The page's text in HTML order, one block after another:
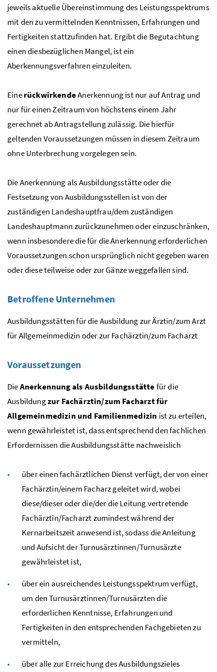
jeweils aktuelle Übereinstimmung des Leistungsspektrums
mit den zu vermittelnden Kenntnissen, Erfahrungen und
Fertigkeiten stattzufinden hat. Ergibt die Begutachtung
einen diesbezüglichen Mangel, ist ein
Aberkennungsverfahren einzuleiten.
EinerückwirkendeAnerkennung ist nur auf Antrag und
nur für einen Zeitraum von höchstens einem Jahr
gerechnet ab Antragstellung zulässig. Die hierfür
geltenden Voraussetzungen müssen in diesem Zeitraum
ohne Unterbrechung vorgelegen sein.
Die Anerkennung als Ausbildungsstätte oder die
Festsetzung von Ausbildungsstellen ist von der
zuständigen Landeshauptfrau/dem zuständigen
Landeshauptmann zurückzunehmen oder einzuschränken,
wenn insbesondere die für die Anerkennung erforderlichen
Voraussetzungen schon ursprünglich nicht gegeben waren
oder diese teilweise oder zur Gänze weggefallen sind.
Betroffene Unternehmen
Ausbildungsstätten für die Ausbildung zur Ärztin/zum Arzt
für Allgemeinmedizin oder zur Fachärztin/zum Facharzt
Voraussetzungen
DieAnerkennung als Ausbildungsstättefür die
Ausbildungzur Fachärztin/zum Facharzt für
Allgemeinmedizin und Familienmedizin ist zu erteilen,
wenn gewährleistet ist, dass entsprechend den fachlichen
Erfordernissen die Ausbildungsstätte nachweislich
über einen fachärztlichen Dienst verfügt, der von einer
Fachärztin/einem Facharz geleitet wird, wobei
diese/dieser oder die/der die Leitung vertretende
Fachärztin/Facharzt zumindest während der
Kernarbeitszeit anwesend ist, sodass die Anleitung
und Aufsicht der Turnusärztinnen/Turnusärzte
gewährleistet ist,
über ein ausreichendes Leistungsspektrum verfügt,
um den Turnusärztinnen/Turnusärzten die
erforderlichen Kenntnisse, Erfahrungen und
Fertigkeiten in den entsprechenden Fachgebieten zu
vermitteln,
über alle zur Erreichung des Ausbildungszieles